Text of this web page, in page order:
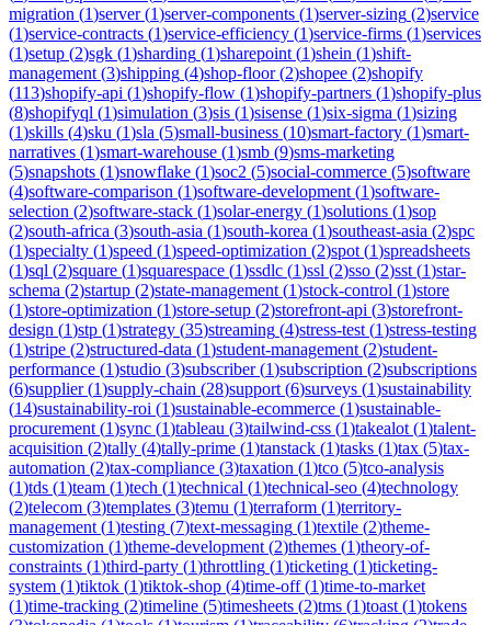
migration (1)server(1)server-components (1)server-sizing (2)service
(1)service-contracts (1)service-efficiency (1)service-firms (1)services
(1)setup (2)sgk (1)sharding (1)sharepoint (1)shein (1)shift-
management (3)shipping (4)shop-floor(2)shopee (2)shopify
(113)shopify-api (1)shopify-flow (1)shopify-partners (1)shopify-plus
(8)shopifyql (1)simulation (3)sis (1)sisense (1)six-sigma (1)sizing
(1)skills (4)sku (1)sla (5)small-business (10)smart-factory (1)smart-
narratives (1)smart-warehouse (1)smb (9)sms-marketing
(5)snapshots (1)snowflake (1)soc2 (5)social-commerce (5)software
(4)software-comparison (1)software-development (1)software-
selection (2)software-stack (1)solar-energy (1)solutions (1)sop
(2)south-africa (3)south-asia (1)south-korea (1)southeast-asia (2)spc
(1)specialty (1)speed (1)speed-optimization (2)spot (1)spreadsheets
(1)sql (2)square (1)squarespace (1)ssdlc (1)ssl (2)sso (2)sst (1)star-
schema (2)startup (2)state-management (1)stock-control (1)store
(1)store-optimization (1)store-setup (2)storefront-api (3)storefront-
design (1)stp (1)strategy (35)streaming (4)stress-test (1)stress-testing
(1)stripe (2)structured-data (1)student-management (2)student-
performance (1)studio (3)subscriber(1)subscription (2)subscriptions
(6)supplier(1)supply-chain (28)support (6)surveys (1)sustainability
(14)sustainability-roi (1)sustainable-ecommerce (1)sustainable-
procurement (1)sync (1)tableau (3)tailwind-css (1)takealot (1)talent-
acquisition (2)tally (4)tally-prime (1)tanstack (1)tasks (1)tax (5)tax-
automation (2)tax-compliance (3)taxation (1)tco (5)tco-analysis
(1)tds (1)team (1)tech (1)technical (1)technical-seo (4)technology
(2)telecom (3)templates (3)temu (1)terraform (1)territory-
management (1)testing (7)text-messaging (1)textile (2)theme-
customization (1)theme-development (2)themes (1)theory-of-
constraints (1)third-party (1)throttling (1)ticketing (1)ticketing-
system (1)tiktok (1)tiktok-shop (4)time-off(1)time-to-market
(1)time-tracking (2)timeline (5)timesheets (2)tms (1)toast (1)tokens